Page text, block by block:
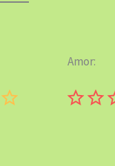
Amor: